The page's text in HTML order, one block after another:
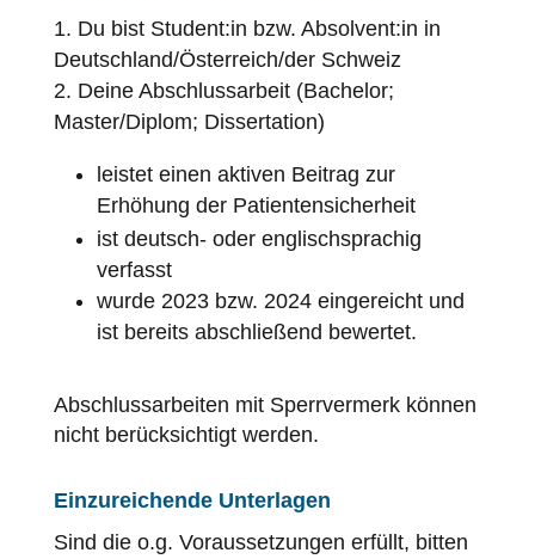
Du bist Student:in bzw. Absolvent:in in
Deutschland/Österreich/der Schweiz
Deine Abschlussarbeit (Bachelor;
Master/Diplom; Dissertation)
leistet einen aktiven Beitrag zur
Erhöhung der Patientensicherheit
ist deutsch- oder englischsprachig
verfasst
wurde 2023 bzw. 2024 eingereicht und
ist bereits abschließend bewertet.
Abschlussarbeiten mit Sperrvermerk können
nicht berücksichtigt werden.
Einzureichende Unterlagen
Sind die o.g. Voraussetzungen erfüllt, bitten